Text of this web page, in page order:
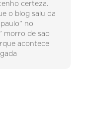
certeza.
o blog saiu da
no
morro de sao
acontece